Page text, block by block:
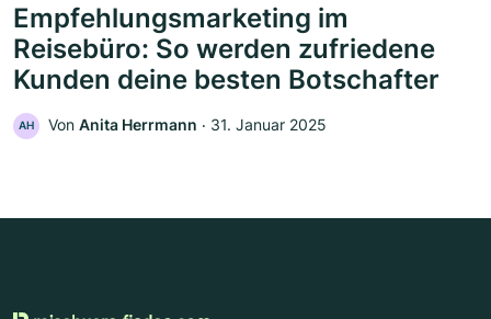
Empfehlungsmarketing im
Reisebüro: So werden zufriedene
Kunden deine besten Botschafter
AH Von Anita Herrmann ‧ 31. Januar 2025